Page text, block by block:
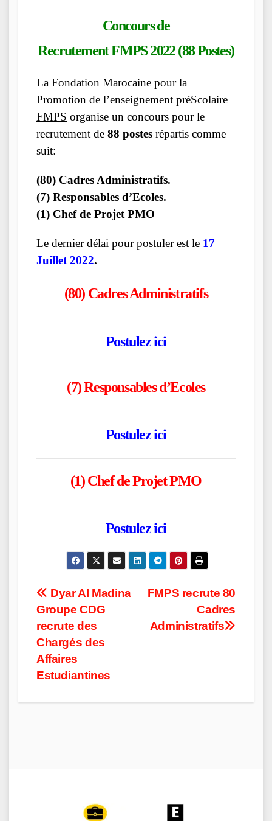
Concours de
Recrutement FMPS 2022 (88 Postes)
La Fondation Marocaine pour la
Promotion de l’enseignement préScolaire
FMPS organise un concours pour le
recrutement de 88 postes répartis comme
suit:
(80) Cadres Administratifs.
(7) Responsables d’Ecoles.
(1) Chef de Projet PMO
Le dernier délai pour postuler est le 17
Juillet 2022.
(80) Cadres Administratifs
Postulez ici
(7) Responsables d’Ecoles
Postulez ici
(1) Chef de Projet PMO
Postulez ici
Post
navigation
FMPS recrute 80
Cadres
Administratifs
Dyar Al Madina
Groupe CDG
recrute des
Chargés des
Affaires
Estudiantines